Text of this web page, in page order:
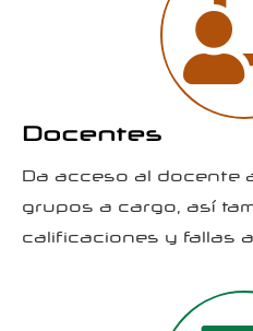
Docentes
Da acceso al docente
grupos a cargo, así
calificaciones y fallas